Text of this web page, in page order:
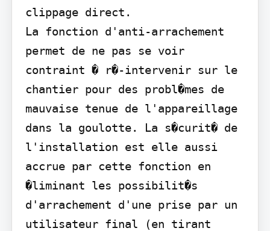
clippage direct.
La fonction d'anti-arrachement
permet de ne pas se voir
contraint � r�-intervenir sur le
chantier pour des probl�mes de
mauvaise tenue de l'appareillage
dans la goulotte. La s�curit� de
l'installation est elle aussi
accrue par cette fonction en
�liminant les possibilit�s
d'arrachement d'une prise par un
utilisateur final (en tirant